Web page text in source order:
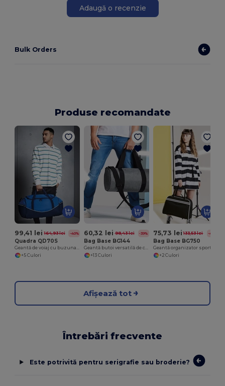
Adaugă o recenzie
Bulk Orders
Produse recomandate
99,41 lei 164,93 lei -40%
Quadra QD70S
Geantă de voiaj cu buzunare exterioare mari
+5 Culori
60,32 lei 98,43 lei -39%
Bag Base BG144
Geantă butoi versatilă de călătorie 20L
+13 Culori
75,73 lei 133,53 lei -43%
Bag Base BG750
+2 Culori
Afișează tot
Întrebări frecvente
Este potrivită pentru serigrafie sau broderie?